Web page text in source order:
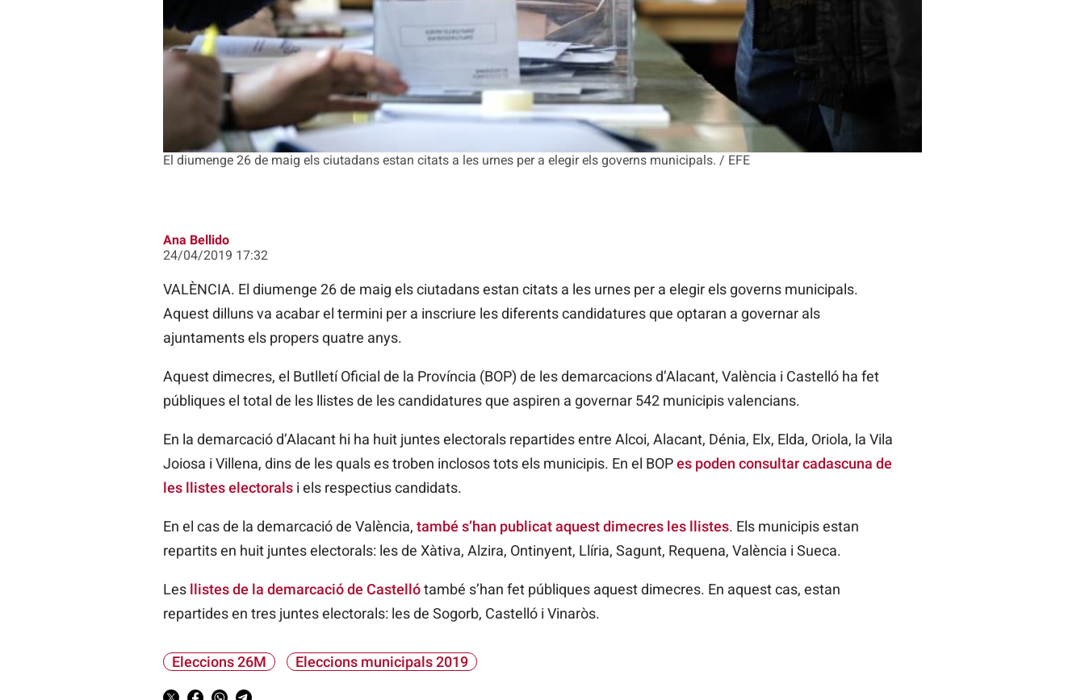
El diumenge 26 de maig els ciutadans estan citats a les urnes per a elegir els governs municipals. / EFE
Ana Bellido
24/04/2019 17:32
VALÈNCIA. El diumenge 26 de maig els ciutadans estan citats a les urnes per a elegir els governs municipals.
Aquest dilluns va acabar el termini per a inscriure les diferents candidatures que optaran a governar als
ajuntaments els propers quatre anys.
Aquest dimecres, el Butlletí Oficial de la Província (BOP) de les demarcacions d’Alacant, València i Castelló ha fet
públiques el total de les llistes de les candidatures que aspiren a governar 542 municipis valencians.
En la demarcació d’Alacant hi ha huit juntes electorals repartides entre Alcoi, Alacant, Dénia, Elx, Elda, Oriola, la Vila
Joiosa i Villena, dins de les quals es troben inclosos tots els municipis. En el BOPes poden consultar cadascuna de
les llistes electoralsi els respectius candidats.
En el cas de la demarcació de València, també s’han publicat aquest dimecres les llistes. Els municipis estan
repartits en huit juntes electorals: les de Xàtiva, Alzira, Ontinyent, Llíria, Sagunt, Requena, València i Sueca.
Les llistes de la demarcació de Castellótambé s’han fet públiques aquest dimecres. En aquest cas, estan
repartides en tres juntes electorals: les de Sogorb, Castelló i Vinaròs.
Eleccions 26M Eleccions municipals 2019